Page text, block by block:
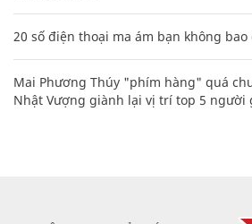
20 số điện thoại ma ám bạn không
Mai Phương Thúy "phím hàng" quá
Nhật Vượng giành lại vị trí top 5 người